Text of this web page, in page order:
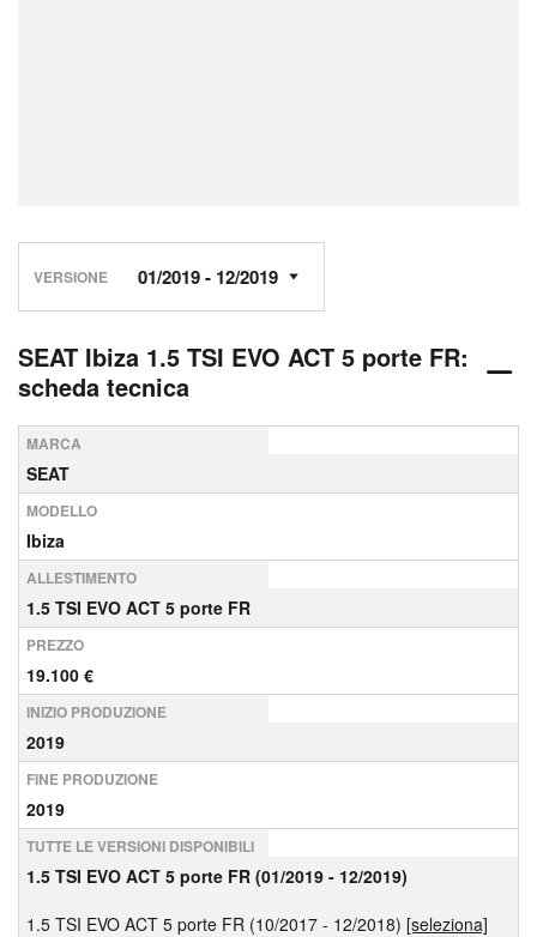
VERSIONE
SEAT Ibiza 1.5 TSI EVO ACT 5 porte FR:
scheda tecnica
MARCA
SEAT
MODELLO
Ibiza
ALLESTIMENTO
1.5 TSI EVO ACT 5 porte FR
PREZZO
19.100 €
INIZIO PRODUZIONE
2019
FINE PRODUZIONE
2019
TUTTE LE VERSIONI DISPONIBILI
1.5 TSI EVO ACT 5 porte FR (01/2019 - 12/2019)
1.5 TSI EVO ACT 5 porte FR (10/2017 - 12/2018) [seleziona]